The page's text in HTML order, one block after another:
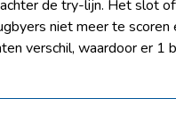
de try-lijn. Het slot
niet meer te
verschil, waardoor er